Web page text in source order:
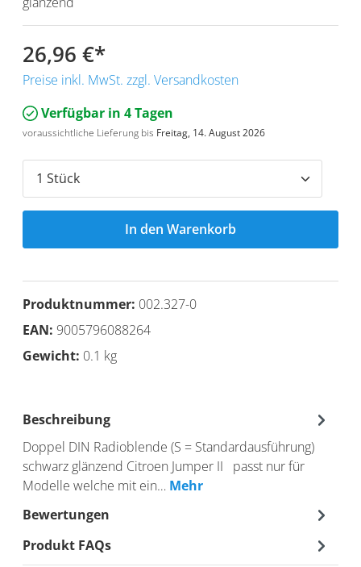
26,96 €*
Preise inkl. MwSt. zzgl. Versandkosten
Verfügbar in 4 Tagen
voraussichtliche Lieferung bis Freitag, 14. August 2026
In den Warenkorb
Produktnummer: 002.327-0
EAN: 9005796088264
Gewicht: 0.1 kg
Beschreibung
Doppel DIN Radioblende (S = Standardausführung)
schwarz glänzend Citroen Jumper II passt nur für
Modelle welche mit ein… Mehr
Bewertungen
Produkt FAQs